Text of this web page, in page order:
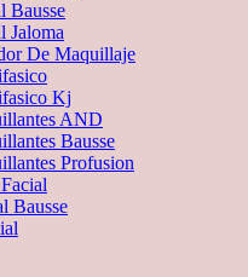
Bausse
Jaloma
De Maquillaje
Kj
AND
Bausse
Profusion
Bausse